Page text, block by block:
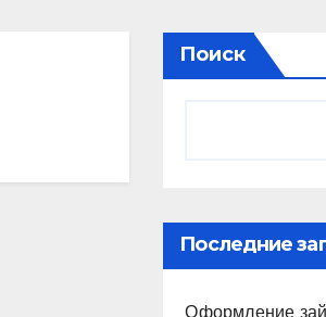
Поиск
Последние
Оформление